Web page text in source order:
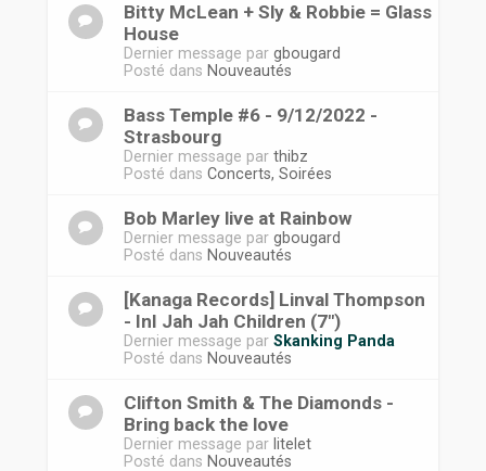
Bitty McLean + Sly & Robbie = Glass
House
Dernier message par gbougard
Posté dans Nouveautés
Bass Temple #6 - 9/12/2022 -
Strasbourg
Dernier message par thibz
Posté dans Concerts, Soirées
Bob Marley live at Rainbow
Dernier message par gbougard
Posté dans Nouveautés
[Kanaga Records] Linval Thompson
- InI Jah Jah Children (7")
Dernier message par Skanking Panda
Posté dans Nouveautés
Clifton Smith & The Diamonds -
Bring back the love
Dernier message par litelet
Posté dans Nouveautés